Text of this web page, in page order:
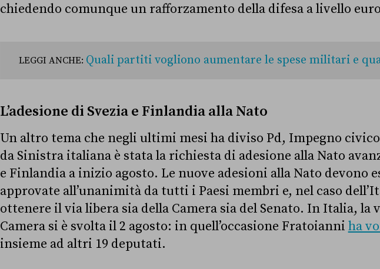
chiedendo comunque un rafforzamento della difesa a livello
LEGGI ANCHE: Quali partiti vogliono aumentare le spese militari e
L’adesione di Svezia e Finlandia alla Nato
Un altro tema che negli ultimi mesi ha diviso Pd, Impegno
da Sinistra italiana è stata la richiesta di adesione alla Nato
e Finlandia a inizio agosto. Le nuove adesioni alla Nato devono
approvate all’unanimità da tutti i Paesi membri e, nel caso
ottenere il via libera sia della Camera sia del Senato. In Italia, la
Camera si è svolta il 2 agosto: in quell’occasione Fratoianni ha
insieme ad altri 19 deputati.